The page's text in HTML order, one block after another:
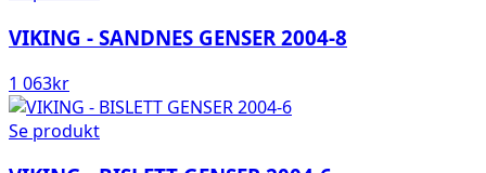
VIKING - SANDNES GENSER 2004-8
1 063kr
Se produkt